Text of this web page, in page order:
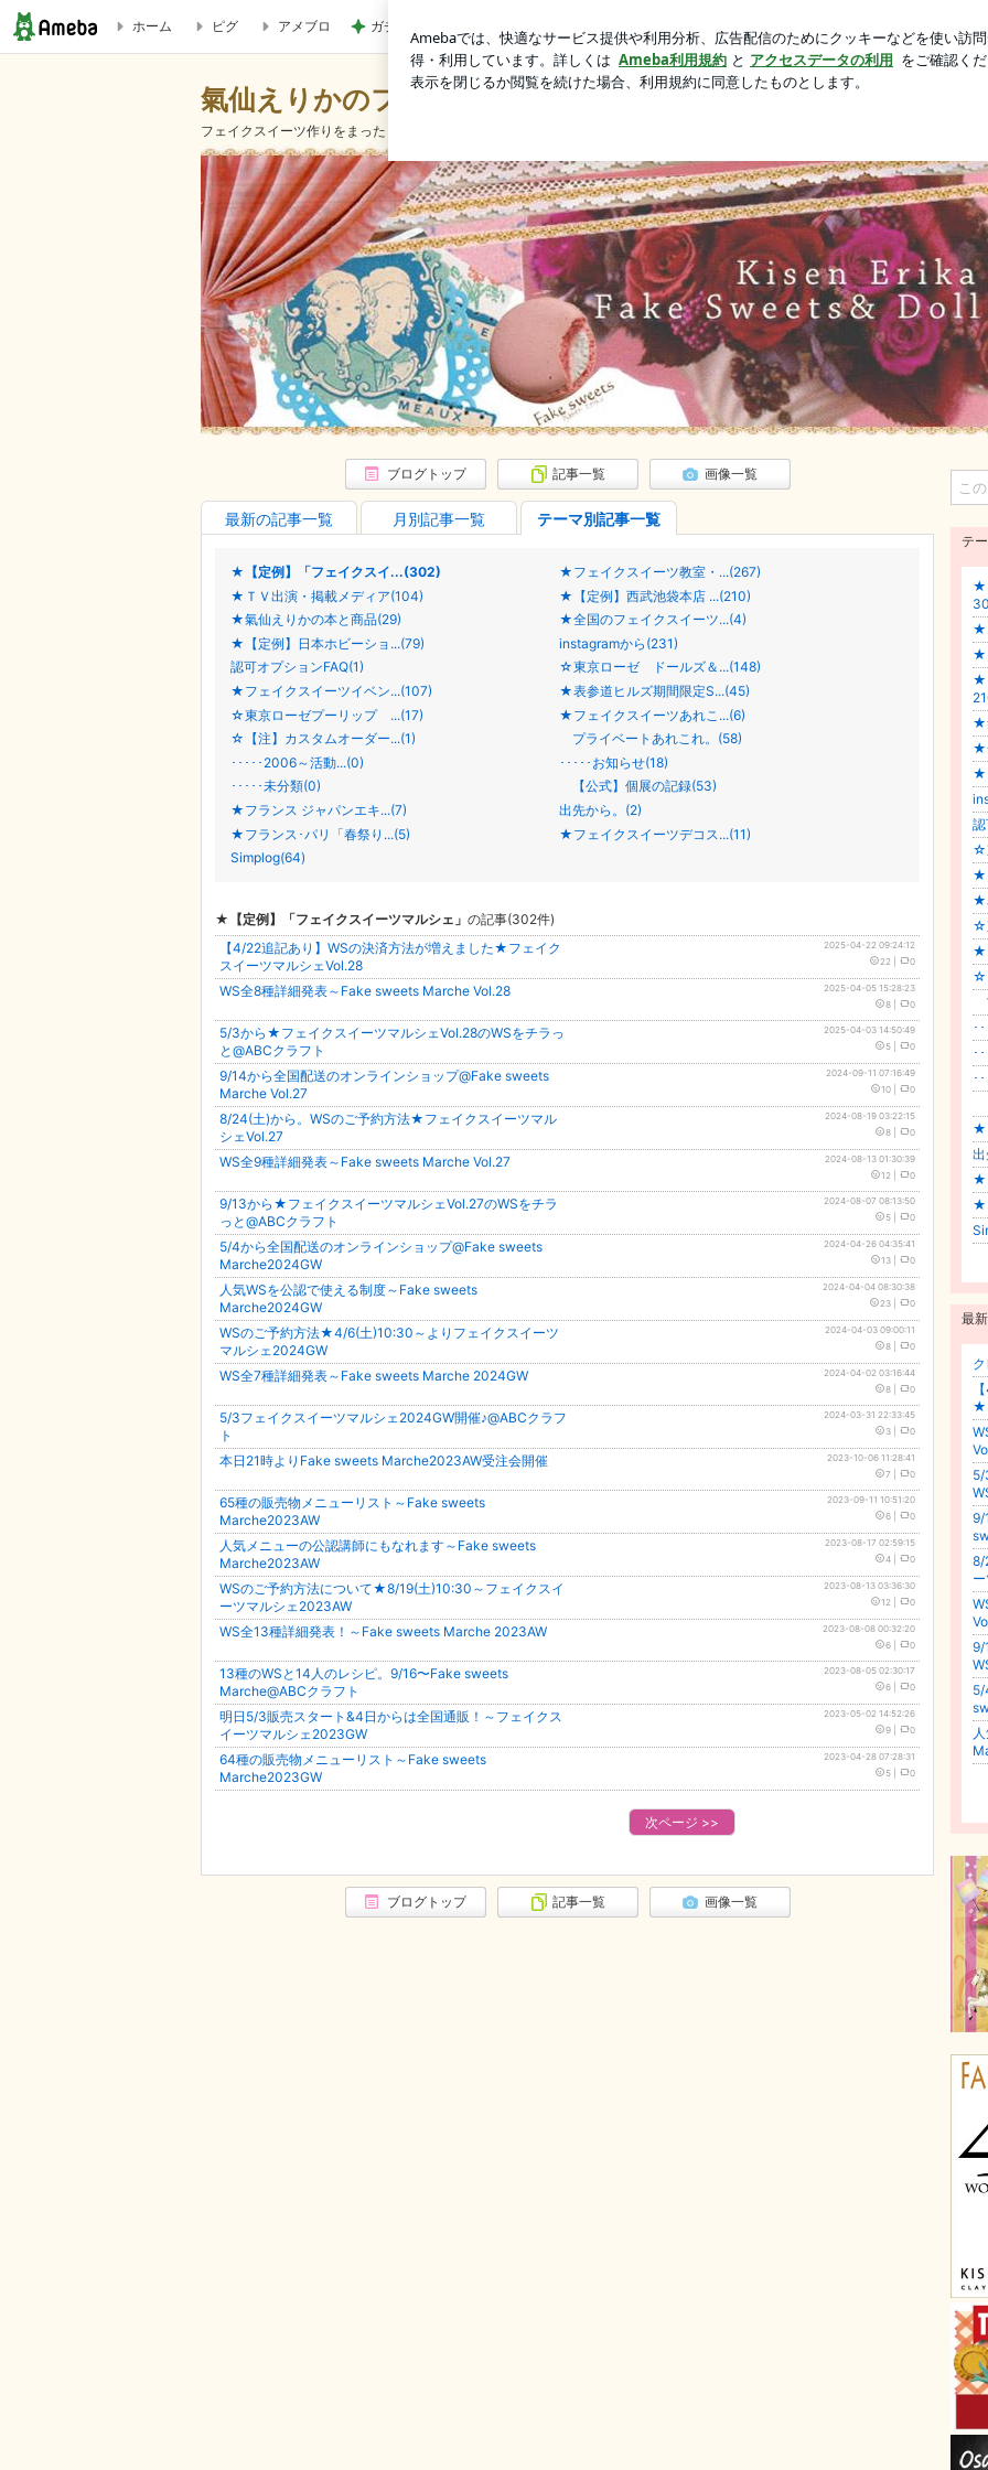
★【定例】「フェイクスイーツマルシェ」｜氣仙えりかのフェイクスイーツ＆ドールブログ
ホーム ピグ アメブロ ガチャガチャで出た謎のチャーム ロ
氣仙えりかのフェイクスイーツ＆ドールブログ
フェイクスイーツ作りをまったり楽しんでいます。ドールでは東京ローゼ（えりっく）名義で活動中。
ブログトップ 記事一覧 画像一覧
最新の記事一覧 月別記事一覧 テーマ別記事一覧
★【定例】「フェイクスイ...(302)
★フェイクスイーツ教室・...(267)
★ＴＶ出演・掲載メディア(104)
★【定例】西武池袋本店 ...(210)
★氣仙えりかの本と商品(29)
★全国のフェイクスイーツ...(4)
★【定例】日本ホビーショ...(79)
instagramから(231)
認可オプションFAQ(1)
☆東京ローゼ ドールズ＆...(148)
★フェイクスイーツイベン...(107)
★表参道ヒルズ期間限定S...(45)
☆東京ローゼプーリップ ...(17)
★フェイクスイーツあれこ...(6)
☆【注】カスタムオーダー...(1)
プライベートあれこれ。(58)
･････2006～活動...(0)
･････お知らせ(18)
･････未分類(0)
【公式】個展の記録(53)
★フランス ジャパンエキ...(7)
出先から。(2)
★フランス･パリ「春祭り...(5)
★フェイクスイーツデコス...(11)
Simplog(64)
★【定例】「フェイクスイーツマルシェ」 の記事(302件)
【4/22追記あり】WSの決済方法が増えました★フェイク
スイーツマルシェVol.28
2025-04-22 09:24:12
22
0
WS全8種詳細発表～Fake sweets Marche Vol.28
2025-04-05 15:28:23
8
0
5/3から★フェイクスイーツマルシェVol.28のWSをチラっ
と@ABCクラフト
2025-04-03 14:50:49
5
0
9/14から全国配送のオンラインショップ@Fake sweets
Marche Vol.27
2024-09-11 07:16:49
10
0
8/24(土)から。WSのご予約方法★フェイクスイーツマル
シェVol.27
2024-08-19 03:22:15
8
0
WS全9種詳細発表～Fake sweets Marche Vol.27
2024-08-13 01:30:39
12
0
9/13から★フェイクスイーツマルシェVol.27のWSをチラ
っと@ABCクラフト
2024-08-07 08:13:50
5
0
5/4から全国配送のオンラインショップ@Fake sweets
Marche2024GW
2024-04-26 04:35:41
13
0
人気WSを公認で使える制度～Fake sweets
Marche2024GW
2024-04-04 08:30:38
23
0
WSのご予約方法★4/6(土)10:30～よりフェイクスイーツ
マルシェ2024GW
2024-04-03 09:00:11
8
0
WS全7種詳細発表～Fake sweets Marche 2024GW
2024-04-02 03:16:44
8
0
5/3フェイクスイーツマルシェ2024GW開催♪@ABCクラフ
ト
2024-03-31 22:33:45
3
0
本日21時よりFake sweets Marche2023AW受注会開催
2023-10-06 11:28:41
7
0
65種の販売物メニューリスト～Fake sweets
Marche2023AW
2023-09-11 10:51:20
6
0
人気メニューの公認講師にもなれます～Fake sweets
Marche2023AW
2023-08-17 02:59:15
4
0
WSのご予約方法について★8/19(土)10:30～フェイクスイ
ーツマルシェ2023AW
2023-08-13 03:36:30
12
0
WS全13種詳細発表！～Fake sweets Marche 2023AW
2023-08-08 00:32:20
6
0
13種のWSと14人のレシピ。9/16〜Fake sweets
Marche@ABCクラフト
2023-08-05 02:30:17
6
0
明日5/3販売スタート&4日からは全国通販！～フェイクス
イーツマルシェ2023GW
2023-05-02 14:52:26
9
0
64種の販売物メニューリスト～Fake sweets
Marche2023GW
2023-04-28 07:28:31
5
0
次ページ >>
ブログトップ 記事一覧 画像一覧
テ
★
★
★
★
★
★
★
認
☆
★
★
☆
★
☆
･
･
･
★
★
★
最
★
5/
9/
8/
9/
5/